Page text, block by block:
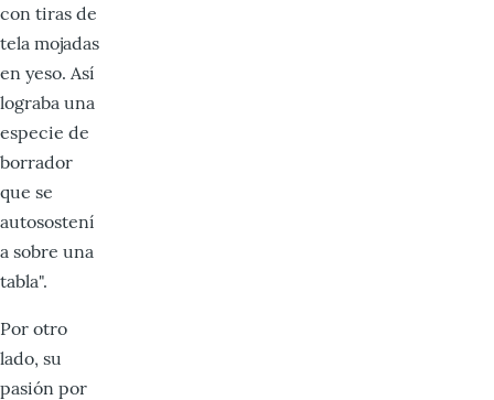
con tiras de
tela mojadas
en yeso. Así
lograba una
especie de
borrador
que se
autosostení
a sobre una
tabla".
Por otro
lado, su
pasión por